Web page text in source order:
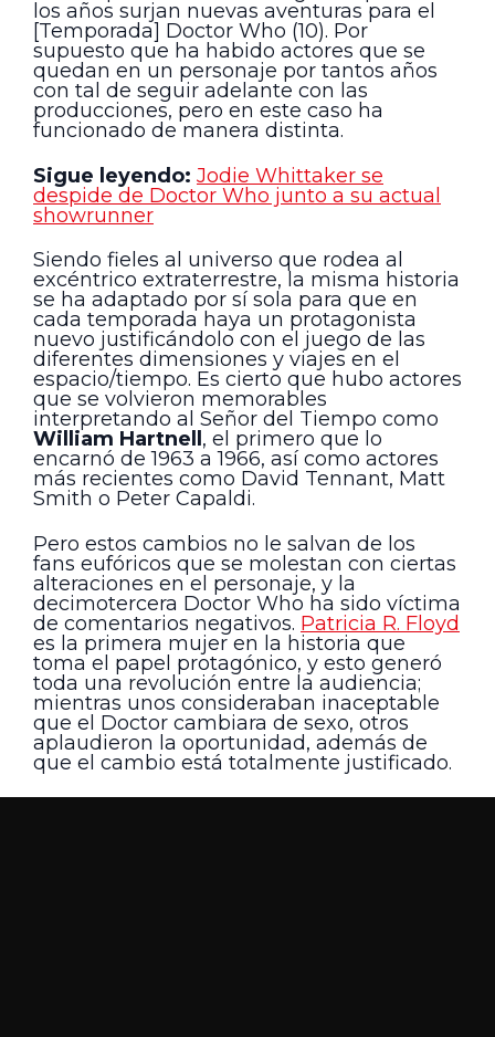
los años surjan nuevas aventuras para el
[Temporada] Doctor Who (10). Por
supuesto que ha habido actores que se
quedan en un personaje por tantos años
con tal de seguir adelante con las
producciones, pero en este caso ha
funcionado de manera distinta.
Sigue leyendo: Jodie Whittaker se
despide de Doctor Who junto a su actual
showrunner
Siendo fieles al universo que rodea al
excéntrico extraterrestre, la misma historia
se ha adaptado por sí sola para que en
cada temporada haya un protagonista
nuevo justificándolo con el juego de las
diferentes dimensiones y viajes en el
espacio/tiempo. Es cierto que hubo actores
que se volvieron memorables
interpretando al Señor del Tiempo como
William Hartnell , el primero que lo
encarnó de 1963 a 1966, así como actores
más recientes como David Tennant, Matt
Smith o Peter Capaldi.
Pero estos cambios no le salvan de los
fans eufóricos que se molestan con ciertas
alteraciones en el personaje, y la
decimotercera Doctor Who ha sido víctima
de comentarios negativos. Patricia R. Floyd
es la primera mujer en la historia que
toma el papel protagónico, y esto generó
toda una revolución entre la audiencia;
mientras unos consideraban inaceptable
que el Doctor cambiara de sexo, otros
aplaudieron la oportunidad, además de
que el cambio está totalmente justificado.